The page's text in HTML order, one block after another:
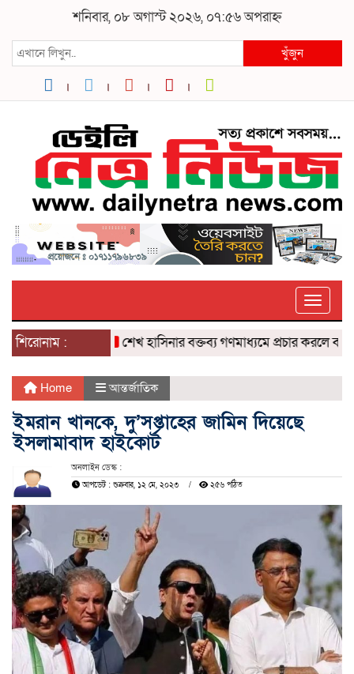
শনিবার, ০৮ অগাস্ট ২০২৬, ০৭:৫৬ অপরাহ্ন
খুঁজুন
শিরোনাম :
রিপন মিয়া শেখ হাসিনার বক্তব্য গণমাধ্যমে প্রচার করলে ব্যবস্থা :
Home আন্তর্জাতিক
ইমরান খানকে, দু’সপ্তাহের জামিন দিয়েছে
ইসলামাবাদ হাইকোর্ট
অনলাইন ডেস্ক :
আপডেট : শুক্রবার, ১২ মে, ২০২৩ ২৫৬ পঠিত